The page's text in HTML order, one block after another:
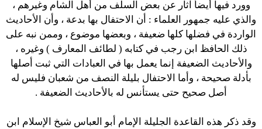
وورد فيها أيضاً آثار عن بعض السلف من أهل الشام وغيرهم ،
والذي عليه جمهور العلماء : أن الاحتفال بها بدعة ، وأن الأحاديث
الواردة في فضلها كلها ضعيفة ، وبعضها موضوع ، وممن نبه على
ذلك الحافظ ابن رجب في كتابه ( لطائف المعارف ) وغيره ،
والأحاديث الضعيفة إنما يعمل بها في العبادات التي ثبت أصلها
بأدلة صحيحة ، وأما الاحتفال بليلة النصف من شعبان فليس له
أصل صحيح حتى يستأنس له بالأحاديث الضعيفة .
وقد ذكر هذه القاعدة الجليلة الإمام أبو العباس شيخ الإسلام ابن